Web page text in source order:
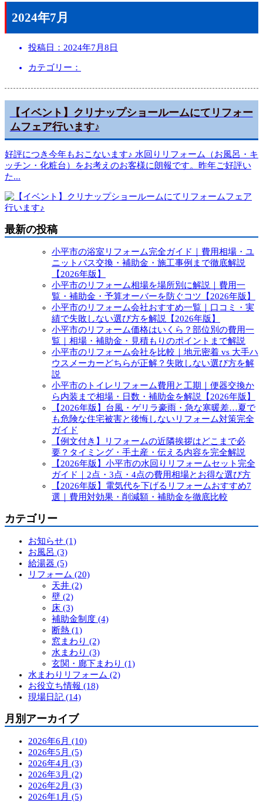
2024年7月
投稿日： 2024年7月8日
カテゴリー：
【イベント】クリナップショールームにてリフォー
ムフェア行います♪
好評につき今年もおこないます♪ 水回りリフォーム（お風呂・キ
ッチン・化粧台）をお考えのお客様に朗報です。昨年ご好評い
た...
最新の投稿
小平市の浴室リフォーム完全ガイド｜費用相場・ユ
ニットバス交換・補助金・施工事例まで徹底解説
【2026年版】
小平市のリフォーム相場を場所別に解説｜費用一
覧・補助金・予算オーバーを防ぐコツ【2026年版】
小平市のリフォーム会社おすすめ一覧｜口コミ・実
績で失敗しない選び方を解説【2026年版】
小平市のリフォーム価格はいくら？部位別の費用一
覧｜相場・補助金・見積もりのポイントまで解説
小平市のリフォーム会社を比較｜地元密着 vs 大手ハ
ウスメーカーどちらが正解？失敗しない選び方を解
説
小平市のトイレリフォーム費用と工期｜便器交換か
ら内装まで相場・日数・補助金を解説【2026年版】
【2026年版】台風・ゲリラ豪雨・急な寒暖差…夏で
も危険な住宅被害と後悔しないリフォーム対策完全
ガイド
【例文付き】リフォームの近隣挨拶はどこまで必
要？タイミング・手土産・伝える内容を完全解説
【2026年版】小平市の水回りリフォームセット完全
ガイド｜2点・3点・4点の費用相場とお得な選び方
【2026年版】電気代を下げるリフォームおすすめ7
選｜費用対効果・削減額・補助金を徹底比較
カテゴリー
お知らせ (1)
お風呂 (3)
給湯器 (5)
リフォーム (20)
天井 (2)
壁 (2)
床 (3)
補助金制度 (4)
断熱 (1)
窓まわり (2)
水まわり (3)
玄関・廊下まわり (1)
水まわりリフォーム (2)
お役立ち情報 (18)
現場日記 (14)
月別アーカイブ
2026年6月 (10)
2026年5月 (5)
2026年4月 (3)
2026年3月 (2)
2026年2月 (3)
2026年1月 (5)